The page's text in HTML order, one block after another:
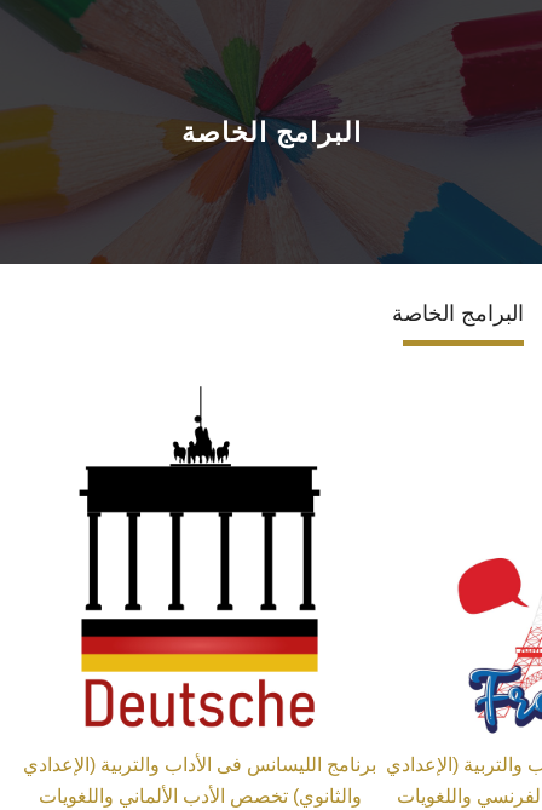
عن الكلية
القطاعات
الاقسام
البرامج الأكاديمية
البرامج الخاصة
البرامج الخاصة
والتربية (الإعدادي
واللغويات
برنامج الليسانس فى الأداب والتربية (الإعدادي
والثانوي) تخصص الأدب الألماني واللغويات